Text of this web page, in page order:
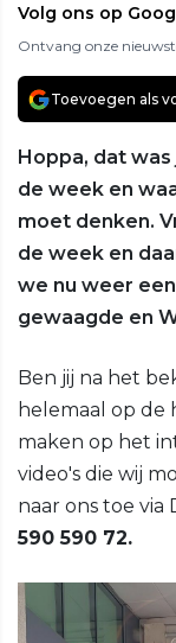
Volg ons op
Ontvang onze
Toevoegen als
Hoppa, dat
de week en
moet denken.
de week en
we nu weer
gewaagde en
Ben jij na het
helemaal op de
maken op het
video's die wij
naar ons toe
590 590 72.